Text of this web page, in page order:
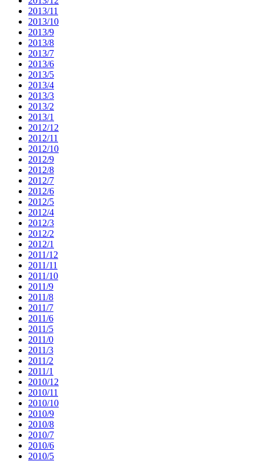
2013/11
2013/10
2013/9
2013/8
2013/7
2013/6
2013/5
2013/4
2013/3
2013/2
2013/1
2012/12
2012/11
2012/10
2012/9
2012/8
2012/7
2012/6
2012/5
2012/4
2012/3
2012/2
2012/1
2011/12
2011/11
2011/10
2011/9
2011/8
2011/7
2011/6
2011/5
2011/0
2011/3
2011/2
2011/1
2010/12
2010/11
2010/10
2010/9
2010/8
2010/7
2010/6
2010/5